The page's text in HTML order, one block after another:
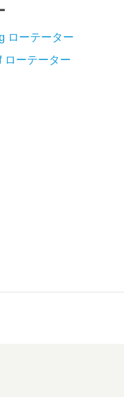
ローテーター
ローテーター